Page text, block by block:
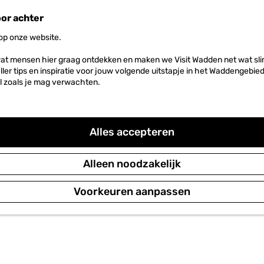
achter
onze website.
mensen hier graag ontdekken en maken we Visit Wadden net wat
tips en inspiratie voor jouw volgende uitstapje in het
zoals je mag verwachten.
Alles accepteren
Alleen noodzakelijk
Voorkeuren aanpassen
Hallum, UNESCO Werelderfgoed, lokale